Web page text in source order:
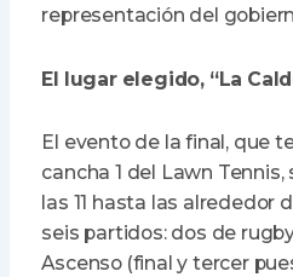
representación del
El lugar elegido, “La
El evento de la final, que
cancha 1 del Lawn
las 11 hasta las alrededor
seis partidos: dos de
Ascenso (final y tercer